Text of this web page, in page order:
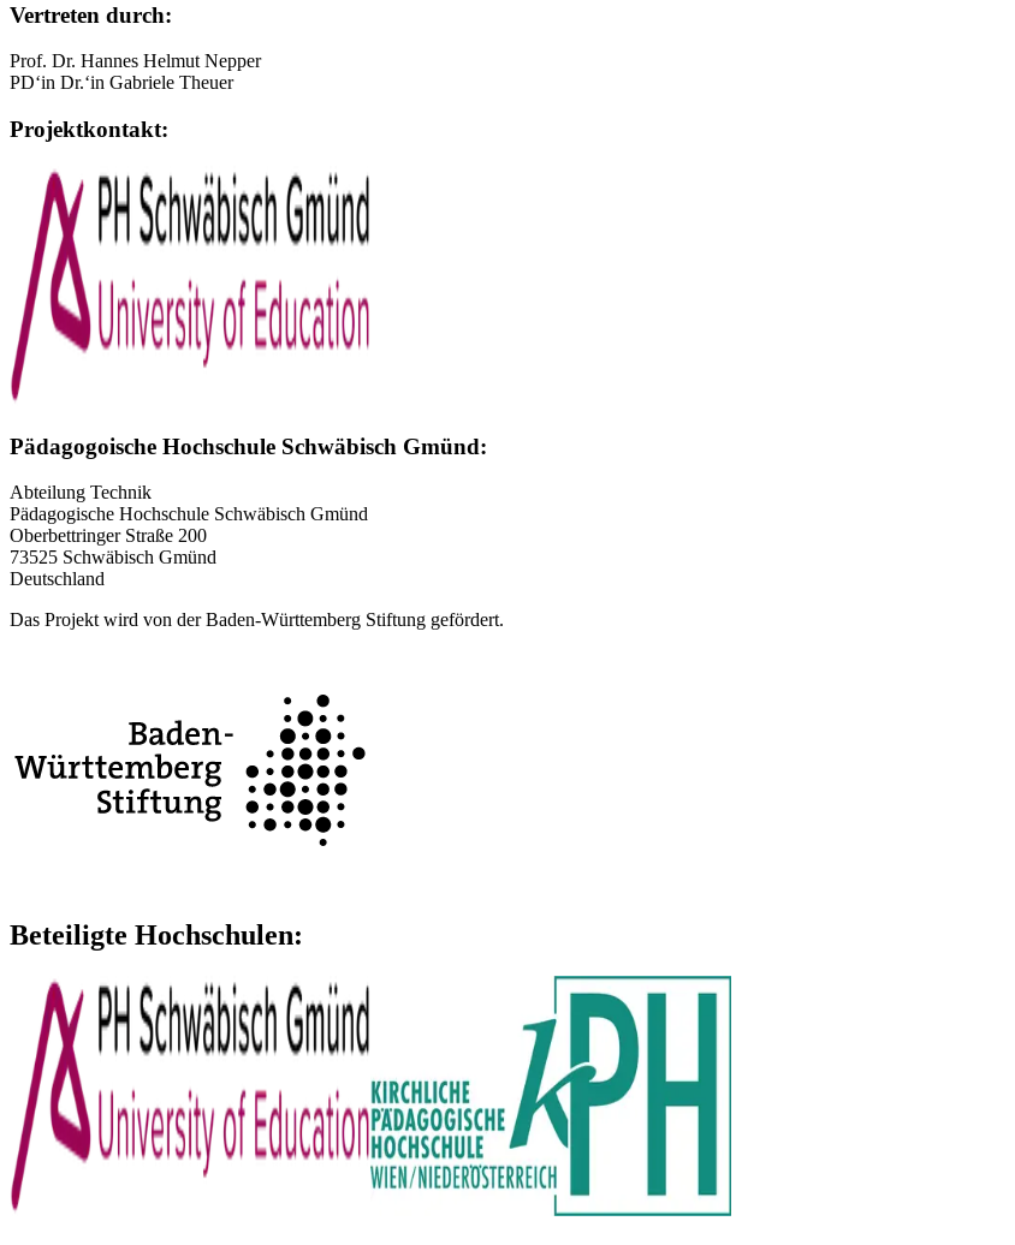
Vertreten durch:
Prof. Dr. Hannes Helmut Nepper
PD‘in Dr.‘in Gabriele Theuer
Projektkontakt:
Pädagogoische Hochschule Schwäbisch Gmünd:
Abteilung Technik
Pädagogische Hochschule Schwäbisch Gmünd
Oberbettringer Straße 200
73525 Schwäbisch Gmünd
Deutschland
Das Projekt wird von der Baden-Württemberg Stiftung gefördert.
Beteiligte Hochschulen: